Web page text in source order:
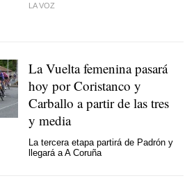
LA VOZ
La Vuelta femenina pasará
hoy por Coristanco y
Carballo a partir de las tres
y media
La tercera etapa partirá de Padrón y
llegará a A Coruña